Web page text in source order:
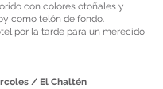
con colores otoñales y
como telón de fondo.
por la tarde para un merecido
/ El Chaltén